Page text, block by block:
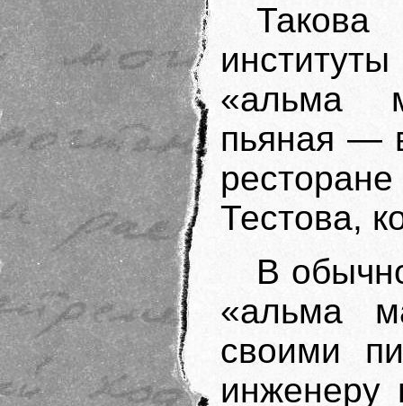
«альма
пьяная —
Тестова,
В
«альма
своими
инженеру